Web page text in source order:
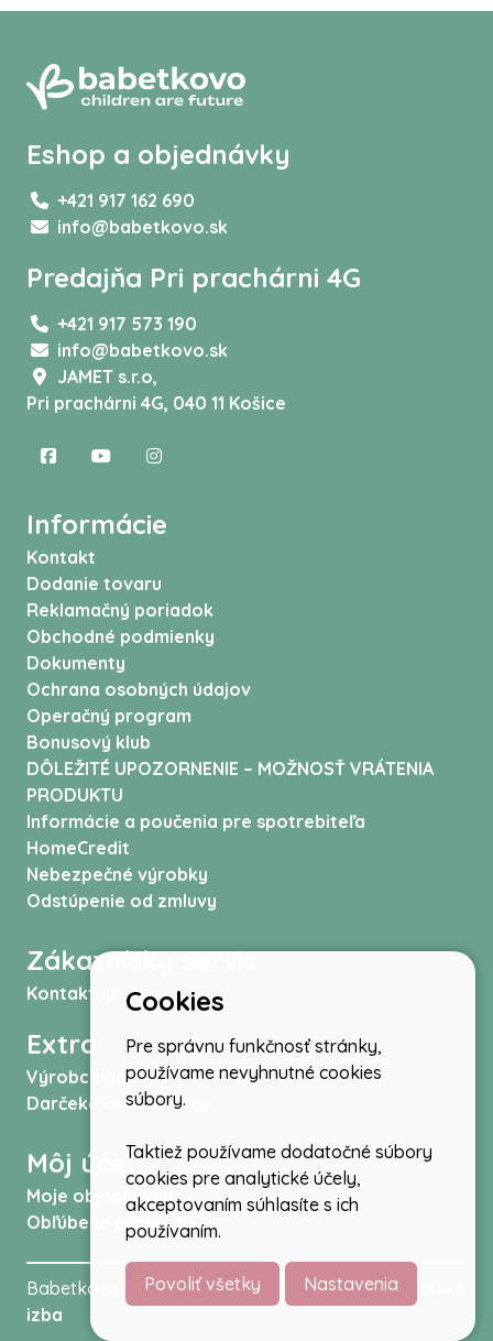
Eshop a objednávky
+421 917 162 690
info@babetkovo.sk
Predajňa Pri prachárni 4G
+421 917 573 190
info@babetkovo.sk
JAMET s.r.o,
Pri prachárni 4G, 040 11 Košice
Informácie
Kontakt
Dodanie tovaru
Reklamačný poriadok
Obchodné podmienky
Dokumenty
Ochrana osobných údajov
Operačný program
Bonusový klub
DÔLEŽITÉ UPOZORNENIE – MOŽNOSŤ VRÁTENIA
PRODUKTU
Informácie a poučenia pre spotrebiteľa
HomeCredit
Nebezpečné výrobky
Odstúpenie od zmluvy
Zákaznícky servis
Kontaktujte nás
Extra
Výrobcovia
Darčekové poukážky
Môj účet
Moje objednávky
Obľúbené produkty
Babetkovo.sk © 2026 -Kočíky autosedačky,
izba
Cookies
Pre správnu funkčnosť stránky,
používame nevyhnutné cookies
súbory.
Taktiež používame dodatočné súbory
cookies pre analytické účely,
akceptovaním súhlasíte s ich
používaním.
Povoliť všetky Nastavenia